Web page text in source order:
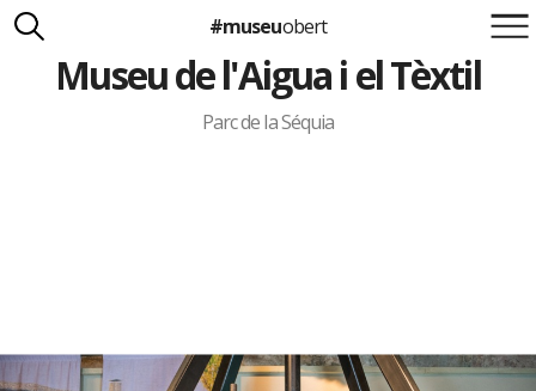
Suma't a la iniciativa
Carlota Royo
Francesca Barcellona
#museuobert
Museu de l'Aigua i el Tèxtil
Parc de la Séquia